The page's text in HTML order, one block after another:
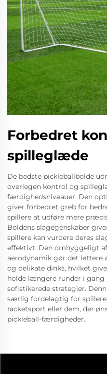
Forbedret
spilleglæde
De bedste pickleballbolde
overlegen kontrol og
færdighedsniveauer. Den
giver forbedret greb for
spillere at udføre mere
Boldens slagegenskaber
spillere kan vurdere deres
effektivt. Den omhyggeligt
aerodynamik gør det lettere
og delikate dinks, hvilket
holde længere runder i gang
sofistikerede strategier.
særlig fordelagtig for
racketsport eller dem, der
pickleball-færdigheder.